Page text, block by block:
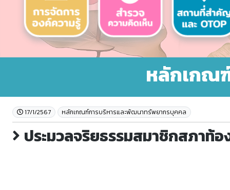
หลักเกณ
17/1/2567 หลักเกณฑ์การบริหารและพัฒนาทรัพยากรบุคคล
ประมวลจริยธรรมสมาชิกสภาท้